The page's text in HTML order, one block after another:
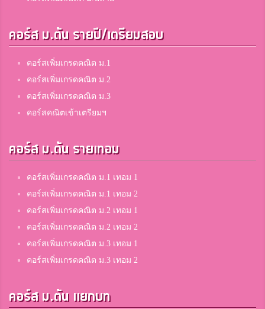
คอร์ส ม.ต้น รายปี/เตรียมสอบ
คอร์สเพิ่มเกรดคณิต ม.1
คอร์สเพิ่มเกรดคณิต ม.2
คอร์สเพิ่มเกรดคณิต ม.3
คอร์สคณิตเข้าเตรียมฯ
คอร์ส ม.ต้น รายเทอม
คอร์สเพิ่มเกรดคณิต ม.1 เทอม 1
คอร์สเพิ่มเกรดคณิต ม.1 เทอม 2
คอร์สเพิ่มเกรดคณิต ม.2 เทอม 1
คอร์สเพิ่มเกรดคณิต ม.2 เทอม 2
คอร์สเพิ่มเกรดคณิต ม.3 เทอม 1
คอร์สเพิ่มเกรดคณิต ม.3 เทอม 2
คอร์ส ม.ต้น แยกบท